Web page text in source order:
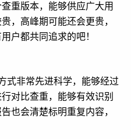
重版本，能够供应广大用
，高峰期可能还会更贵，
户都共同追求的吧！
式非常先进科学，能够经过
对比查重，能够有效识别
也会清楚标明重复内容，